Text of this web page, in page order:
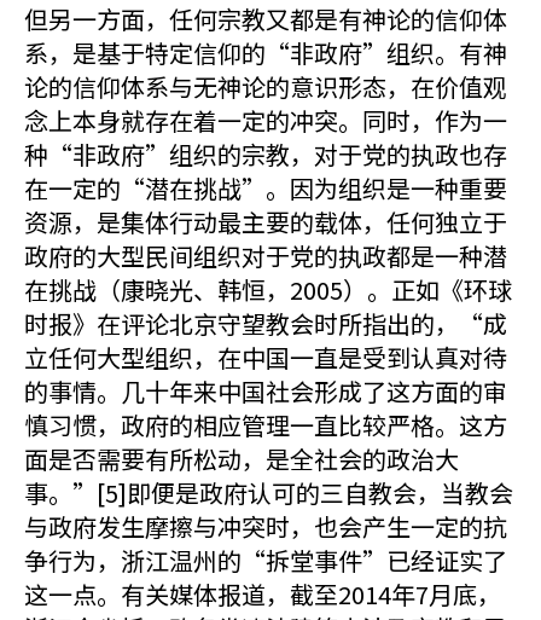
但另一方面，任何宗教又都是有神论的信仰体
系，是基于特定信仰的“非政府”组织。有神
论的信仰体系与无神论的意识形态，在价值观
念上本身就存在着一定的冲突。同时，作为一
种“非政府”组织的宗教，对于党的执政也存
在一定的“潜在挑战”。因为组织是一种重要
资源，是集体行动最主要的载体，任何独立于
政府的大型民间组织对于党的执政都是一种潜
在挑战（康晓光、韩恒，2005）。正如《环球
时报》在评论北京守望教会时所指出的，“成
立任何大型组织，在中国一直是受到认真对待
的事情。几十年来中国社会形成了这方面的审
慎习惯，政府的相应管理一直比较严格。这方
面是否需要有所松动，是全社会的政治大
事。”[5]即便是政府认可的三自教会，当教会
与政府发生摩擦与冲突时，也会产生一定的抗
争行为，浙江温州的“拆堂事件”已经证实了
这一点。有关媒体报道，截至2014年7月底，